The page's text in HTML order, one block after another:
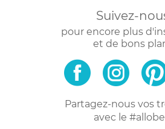
Suivez-
pour encore plus
et de bons
Partagez-nous vos
avec le